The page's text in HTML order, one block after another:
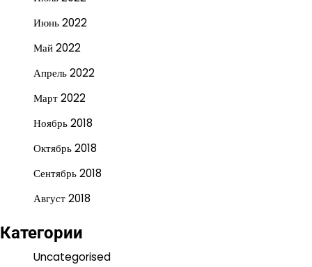
Июнь 2022
Май 2022
Апрель 2022
Март 2022
Ноябрь 2018
Октябрь 2018
Сентябрь 2018
Август 2018
Категории
Uncategorised